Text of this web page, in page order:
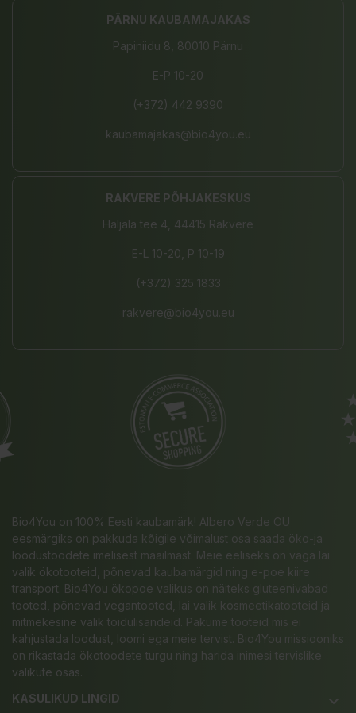
PÄRNU KAUBAMAJAKAS
Papiniidu 8, 80010 Pärnu
E-P 10-20
(+372) 442 9390
kaubamajakas@bio4you.eu
RAKVERE PÕHJAKESKUS
Haljala tee 4, 44415 Rakvere
E-L 10-20, P 10-19
(+372) 325 1833
rakvere@bio4you.eu
Bio4You on 100% Eesti kaubamärk! Albero Verde OÜ
eesmärgiks on pakkuda kõigile võimalust osa saada öko-ja
loodustoodete imelisest maailmast. Meie eeliseks on väga lai
valik ökotooteid, põnevad kaubamärgid ning e-poe kiire
transport. Bio4You ökopoe valikus on näiteks gluteenivabad
tooted, põnevad vegantooted, lai valik kosmeetikatooteid ja
mitmekesine valik toidulisandeid. Pakume tooteid mis ei
kahjustada loodust, loomi ega meie tervist. Bio4You missiooniks
on rikastada ökotoodete turgu ning harida inimesi tervislike
valikute osas.
KASULIKUD LINGID
keyboard_arrow_down